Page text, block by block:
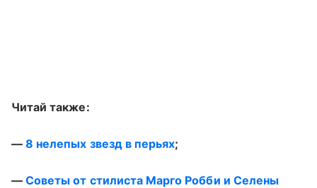
Читай также:
—8 нелепых звезд в перьях;
—Советы от стилиста Марго Робби и Селены